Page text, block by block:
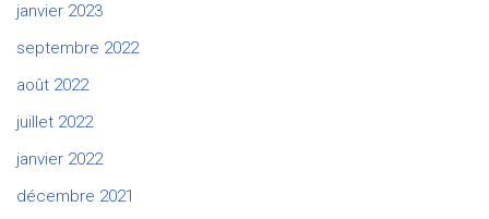
janvier 2023
septembre 2022
août 2022
juillet 2022
janvier 2022
décembre 2021